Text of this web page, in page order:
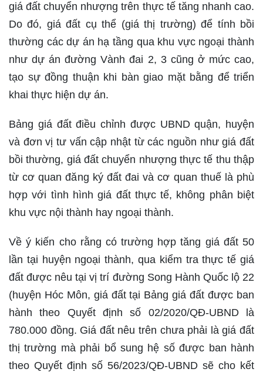
giá đất chuyển nhượng trên thực tế tăng nhanh cao.
Do đó, giá đất cụ thể (giá thị trường) để tính bồi
thường các dự án hạ tầng qua khu vực ngoại thành
như dự án đường Vành đai 2, 3 cũng ở mức cao,
tạo sự đồng thuận khi bàn giao mặt bằng để triển
khai thực hiện dự án.
Bảng giá đất điều chỉnh được UBND quận, huyện
và đơn vị tư vấn cập nhật từ các nguồn như giá đất
bồi thường, giá đất chuyển nhượng thực tế thu thập
từ cơ quan đăng ký đất đai và cơ quan thuế là phù
hợp với tình hình giá đất thực tế, không phân biệt
khu vực nội thành hay ngoại thành.
Về ý kiến cho rằng có trường hợp tăng giá đất 50
lần tại huyện ngoại thành, qua kiểm tra thực tế giá
đất được nêu tại vị trí đường Song Hành Quốc lộ 22
(huyện Hóc Môn, giá đất tại Bảng giá đất được ban
hành theo Quyết định số 02/2020/QĐ-UBND là
780.000 đồng. Giá đất nêu trên chưa phải là giá đất
thị trường mà phải bổ sung hệ số được ban hành
theo Quyết định số 56/2023/QĐ-UBND sẽ cho kết